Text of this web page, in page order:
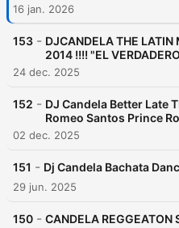
16 jan. 2026
153 - DJCANDELA THE
2014 !!!! "EL
24 dec. 2025
152 - DJ Candela Better Late
Romeo Santos Prince
02 dec. 2025
151 - Dj Candela Bachata
29 jun. 2025
150 - CANDELA REGGEATON